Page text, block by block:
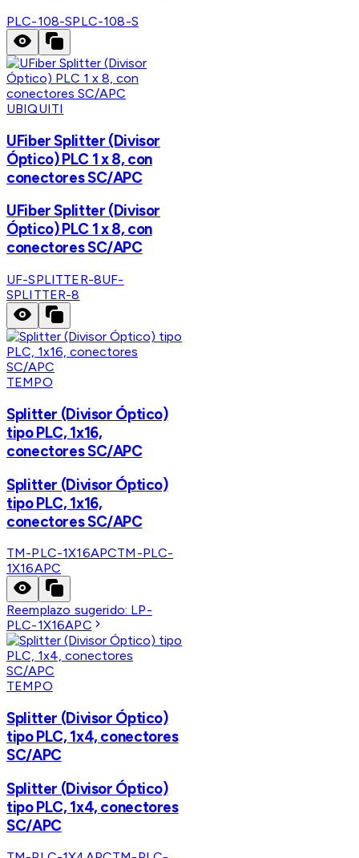
PLC-108-SPLC-108-S
UBIQUITI
UFiber Splitter (Divisor
Óptico) PLC 1 x 8, con
conectores SC/APC
UFiber Splitter (Divisor
Óptico) PLC 1 x 8, con
conectores SC/APC
UF-SPLITTER-8UF-
SPLITTER-8
TEMPO
Splitter (Divisor Óptico)
tipo PLC, 1x16,
conectores SC/APC
Splitter (Divisor Óptico)
tipo PLC, 1x16,
conectores SC/APC
TM-PLC-1X16APCTM-PLC-
1X16APC
Reemplazo sugerido: LP-
PLC-1X16APC
TEMPO
Splitter (Divisor Óptico)
tipo PLC, 1x4, conectores
SC/APC
Splitter (Divisor Óptico)
tipo PLC, 1x4, conectores
SC/APC